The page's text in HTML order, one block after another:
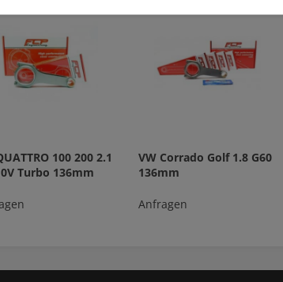
100 200 2.1
Turbo 136mm
VW Corrado Golf 1.8 G60
136mm
Anfragen